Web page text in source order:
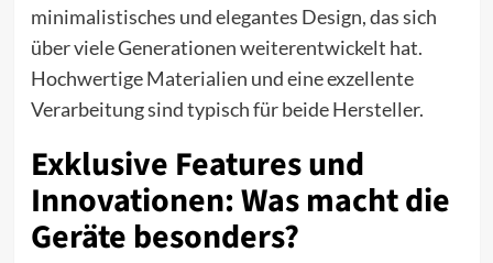
minimalistisches und elegantes Design, das sich
über viele Generationen weiterentwickelt hat.
Hochwertige Materialien und eine exzellente
Verarbeitung sind typisch für beide Hersteller.
Exklusive Features und
Innovationen: Was macht die
Geräte besonders?